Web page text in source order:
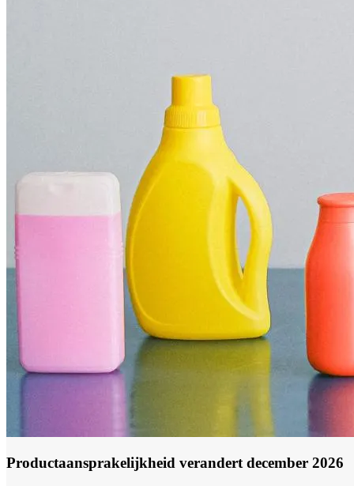
Productaansprakelijkheid verandert december 2026